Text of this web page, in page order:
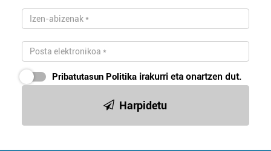
Pribatutasun Politika irakurri eta onartzen dut.
Harpidetu